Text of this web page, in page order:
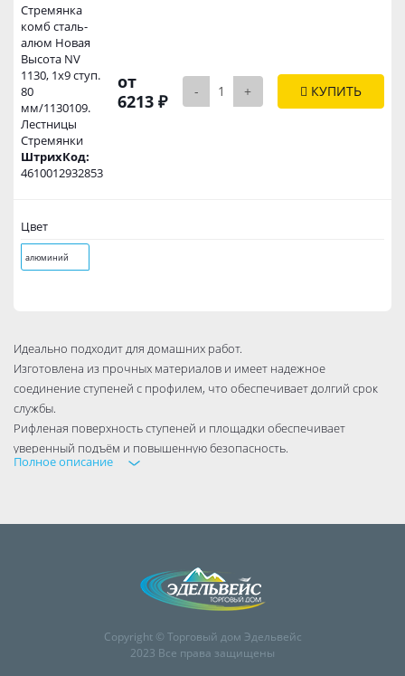
Стремянка
комб сталь-
алюм Новая
Высота NV
1130, 1х9 ступ.
80
мм/1130109.
Лестницы
Стремянки
ШтрихКод:
4610012932853
от
6213 ₽
- + КУПИТЬ
Цвет
алюминий
Идеально подходит для домашних работ.
Изготовлена из прочных материалов и имеет надежное
соединение ступеней с профилем, что обеспечивает долгий срок
службы.
Рифленая поверхность ступеней и площадки обеспечивает
уверенный подъём и повышенную безопасность.
Полное описание
Copyright © Торговый дом Эдельвейс
2023 Все права защищены